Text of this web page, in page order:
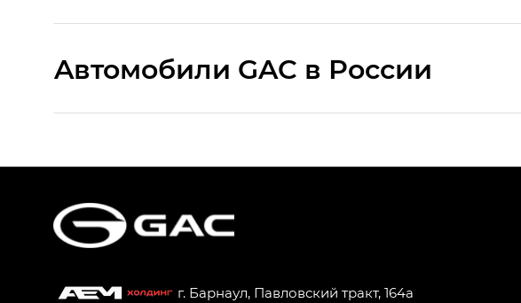
Aвтомобили GAC в России
HYPTEC HT — Хайптек Эйч Ти (HYPTEC HT) в
г. Барнаул, Павловский тракт, 164а